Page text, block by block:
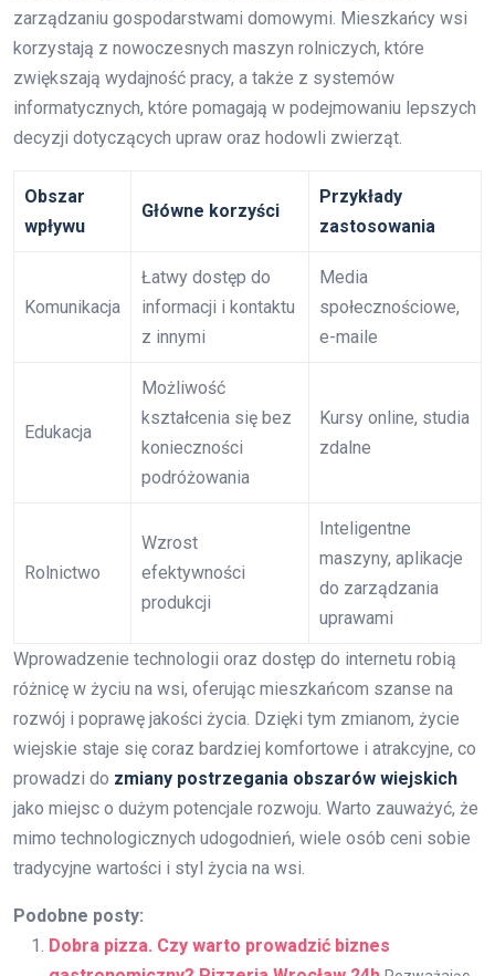
zarządzaniu gospodarstwami domowymi. Mieszkańcy wsi
korzystają z nowoczesnych maszyn rolniczych, które
zwiększają wydajność pracy, a także z systemów
informatycznych, które pomagają w podejmowaniu lepszych
decyzji dotyczących upraw oraz hodowli zwierząt.
Obszar
wpływu
Główne korzyści
Przykłady
zastosowania
Komunikacja
Łatwy dostęp do
informacji i kontaktu
z innymi
Media
społecznościowe,
e-maile
Edukacja
Możliwość
kształcenia się bez
konieczności
podróżowania
Kursy online, studia
zdalne
Rolnictwo
Wzrost
efektywności
produkcji
Inteligentne
maszyny, aplikacje
do zarządzania
uprawami
Wprowadzenie technologii oraz dostęp do internetu robią
różnicę w życiu na wsi, oferując mieszkańcom szanse na
rozwój i poprawę jakości życia. Dzięki tym zmianom, życie
wiejskie staje się coraz bardziej komfortowe i atrakcyjne, co
prowadzi do zmiany postrzegania obszarów wiejskich
jako miejsc o dużym potencjale rozwoju. Warto zauważyć, że
mimo technologicznych udogodnień, wiele osób ceni sobie
tradycyjne wartości i styl życia na wsi.
Podobne posty:
Dobra pizza. Czy warto prowadzić biznes